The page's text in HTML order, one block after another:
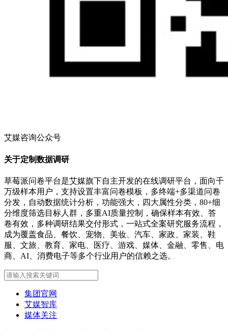
艾媒咨询公众号
关于定制数据调研
草莓派问卷平台是艾媒旗下自主开发的在线调研平台，面向千
万级样本用户，支持设置丰富问卷模板，多终端+多渠道问卷
分发，自动数据统计分析，功能强大，四大属性分类，80+细
分维度筛选目标人群，多重AI质量控制，确保样本有效、答
卷有效，多种调研结果交付形式，一站式全案研究服务流程，
成为覆盖食品、餐饮、宠物、美妆、汽车、家政、家装、鞋
服、文旅、教育、家电、医疗、游戏、媒体、金融、零售、电
商、AI、消费电子等多个行业用户的信赖之选。
集团官网
艾媒智库
媒体关注